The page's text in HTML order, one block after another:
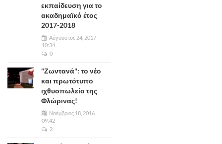
εκπαίδευση για το
ακαδημαϊκό έτος
2017-2018
Αύγουστος 24, 2017
10:34
0
"Ζωντανά": το νέο
και πρωτότυπο
ιχθυοπωλείο της
Φλώρινας!
Νοέμβριος 18, 2016
09:42
2